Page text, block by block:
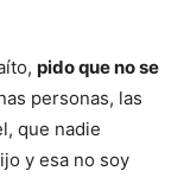
pido que no se
personas, las
que nadie
y esa no soy